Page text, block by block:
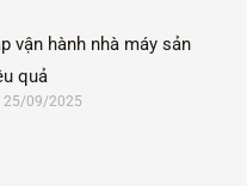
vận hành nhà máy sản
quả
25/09/2025